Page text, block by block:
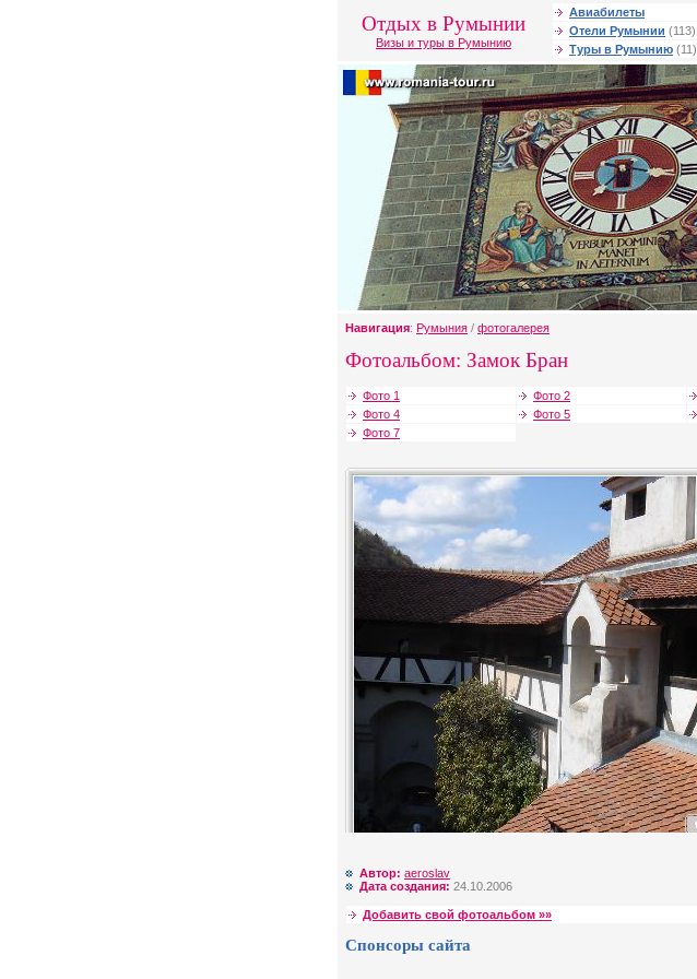
Отдых в Румынии
Визы и туры в Румынию
Авиабилеты
Отели Румынии (113)
Туры в Румынию (11)
Навигация: Румыния / фотогалерея
Фотоальбом: Замок Бран
Фото 1 Фото 2
Фото 4
Фото 5
Фото 7
Автор: aeroslav
Дата создания: 24.10.2006
Добавить свой фотоальбом »»
Спонсоры сайта